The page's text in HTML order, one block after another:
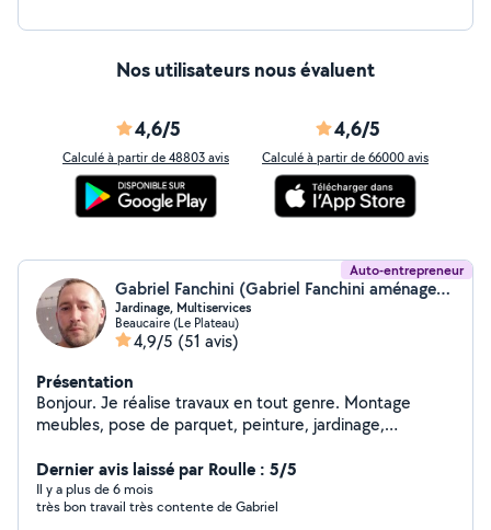
Nos utilisateurs nous évaluent
4,6/5
Calculé à partir de 48803 avis
4,6/5
Calculé à partir de 66000 avis
Auto-entrepreneur
Gabriel Fanchini (Gabriel Fanchini aménagement)
Jardinage, Multiservices
Beaucaire (Le Plateau)
4,9/5 (51 avis)
Présentation
Bonjour. Je réalise travaux en tout genre. Montage
meubles, pose de parquet, peinture, jardinage,
également des meubles sur mesure. Travail sérieux et
soigné.
Dernier avis laissé par Roulle : 5/5
Il y a plus de 6 mois
très bon travail très contente de Gabriel